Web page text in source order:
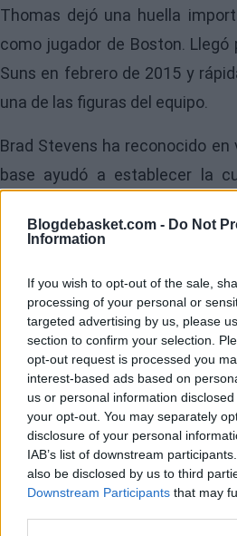
Blogdebasket.com - Do Not
Information
If you wish to opt-out of the sale,
processing of your personal or
targeted advertising by us, please
section to confirm your selection.
opt-out request is processed you
interest-based ads based on
us or personal information
your opt-out. You may separately
disclosure of your personal
IAB’s list of downstream
also be disclosed by us to third
Downstream Participants that may
Thomas dejó una huella
como jugador de Boston.
Suns en febrero de 2015 y
una de las figuras del equipo.
Brad Stevens ha reconocido en
base ayudó a establecer la
luego convirtió a Celtics en
sólidas de la última década.
Entre 2015 y 2017 fue
Star y firmó la mejor
temporada 2016-17,
votación al MVP y fue incluido
NBA.
Image
El final de
Celtics